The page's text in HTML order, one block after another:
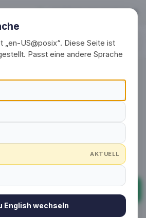
frakt i korthet
„en-US@posix“. Diese Seite ist
Passt eine andere Sprache
AKTUELL
English wechseln
+49 (0) 30 / 20 23 68 91-0
Begär nu
frakt i
Vanliga frågor